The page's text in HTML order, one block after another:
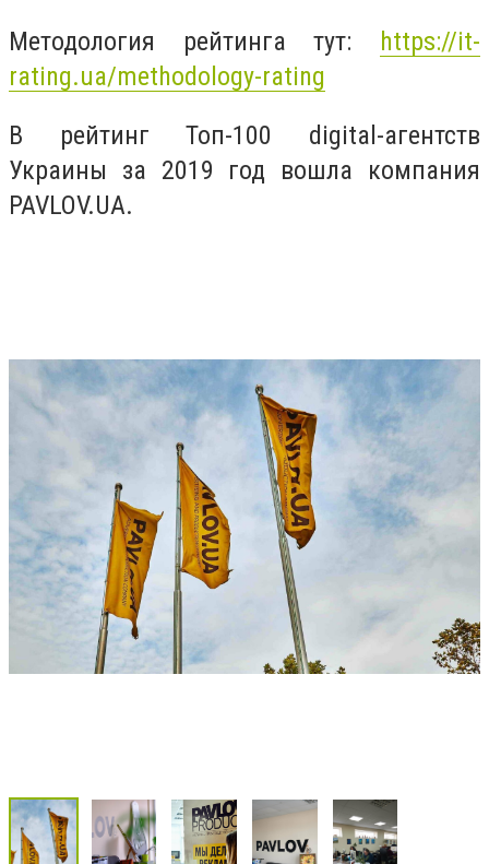
Методология рейтинга тут:
https://it-
rating.ua/methodology-rating
В рейтинг Топ-100 digital-агентств
Украины за 2019 год вошла компания
PAVLOV.UA.